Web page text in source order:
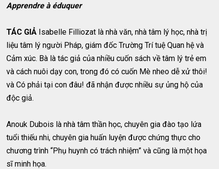
Apprendre à éduquer
TÁC GIẢ Isabelle Filliozat là nhà văn, nhà tâm lý học, nhà trị
liệu tâm lý người Pháp, giám đốc Trường Trí tuệ Quan hệ và
Cảm xúc. Bà là tác giả của nhiều cuốn sách về tâm lý trẻ em
và cách nuôi dạy con, trong đó có cuốn Mè nheo dễ xử thôi!
và Có phải tại con đâu! đã nhận được nhiều sự ủng hộ của
độc giả.
Anouk Dubois là nhà tâm thần học, chuyên gia đào tạo lứa
tuổi thiếu nhi, chuyên gia huấn luyện được chứng thực cho
chương trình “Phụ huynh có trách nhiệm” và cũng là một họa
sĩ minh họa.